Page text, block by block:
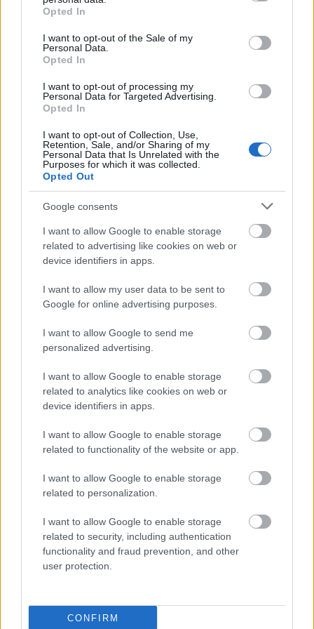
grant or deny consent to Google and its third-party tags to
use your data for below specified purposes in below Google
consent section.
Opted In
I want to opt-out of the Sale of my
Personal Data.
Opted In
I want to opt-out of processing my
Personal Data for Targeted Advertising.
Opted In
I want to opt-out of Collection, Use,
Retention, Sale, and/or Sharing of my
Personal Data that Is Unrelated with the
Purposes for which it was collected.
Opted Out
Google consents
I want to allow Google to enable storage
related to advertising like cookies on web or
device identifiers in apps.
I want to allow my user data to be sent to
Google for online advertising purposes.
I want to allow Google to send me
personalized advertising.
I want to allow Google to enable storage
related to analytics like cookies on web or
device identifiers in apps.
I want to allow Google to enable storage
related to functionality of the website or app.
I want to allow Google to enable storage
related to personalization.
I want to allow Google to enable storage
related to security, including authentication
functionality and fraud prevention, and other
user protection.
CONFIRM
Őze Áron
Szabó Erika
Hadházi László
Juhász Illés / Kőrösi Gábor
Rendező: Galambos Zoltán
A két Tony-díjjal jutalmazott vígjáték főhősét, Fisby
ezredest (Őze Áron) kissé ütődött felettese (Szakácsi
Sándor) egy eldugott japán falucskába Tobikibe
küldi az amerikai megszállás alatt, hogy
megteremtse az amerikai álmot és a demokráciát. A
helyiek azonban nem tudják, mik ezek a fogalmak:
ők nem szép iskolát, hanem teaházat szeretnének
annak a csodaszép gésának, akit az ezredesnek
szántak.
Március 4. szombat 19:00
Március 19. vasárnap 14:30
Neil Simon: Mezítláb a parkban
(vígjáték)
Szereposztás:
Vándor Éva
Kautzky Armand
Király Adrián
Lipták Péter
Rendező: Galambos Zoltán
Corie és a Paul fiatal házasok: a szállodai